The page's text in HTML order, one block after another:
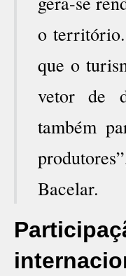
o
que o
vetor de
também
Bacelar.